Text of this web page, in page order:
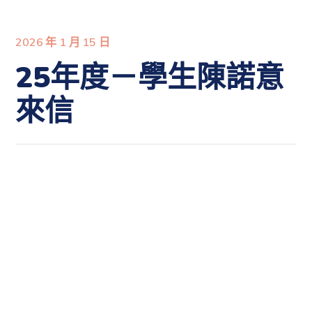
2026 年 1 月 15 日
25年度－學生陳諾意
來信